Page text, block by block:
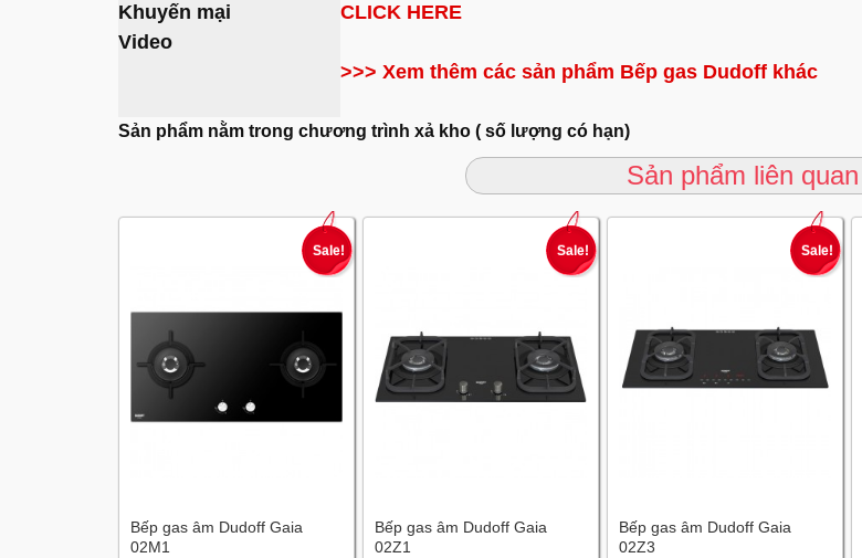
Khuyến mại
CLICK HERE
Video
>>> Xem thêm các sản phẩm Bếp gas Dudoff khác
Sản phẩm nằm trong chương trình xả kho ( số lượng có hạn)
Sản phẩm liên quan
Sale!
Bếp gas âm Dudoff Gaia
02M1
Sale!
Bếp gas âm Dudoff Gaia
02Z1
Sale!
Bếp gas âm Dudoff Gaia
02Z3